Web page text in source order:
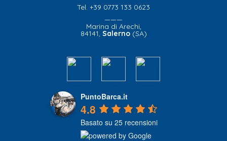
Tel. +39 0773 133 0623
———
Marina di Arechi,
84141, Salerno(SA)
PuntoBarca.it
4.8
Basato su 25 recensioni